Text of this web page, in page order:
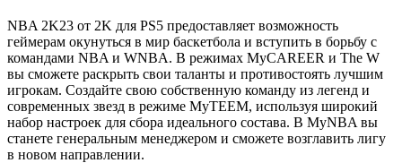
NBA 2K23 от 2K для PS5 предоставляет возможность
геймерам окунуться в мир баскетбола и вступить в борьбу с
командами NBA и WNBA. В режимах MyCAREER и The W
вы сможете раскрыть свои таланты и противостоять лучшим
игрокам. Создайте свою собственную команду из легенд и
современных звезд в режиме MyTEEM, используя широкий
набор настроек для сбора идеального состава. В MyNBA вы
станете генеральным менеджером и сможете возглавить лигу
в новом направлении.